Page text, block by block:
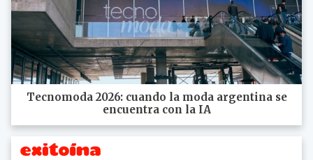
Tecnomoda 2026: cuando la moda argentina se
encuentra con la IA